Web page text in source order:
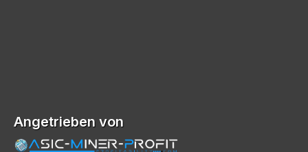
Angetrieben von